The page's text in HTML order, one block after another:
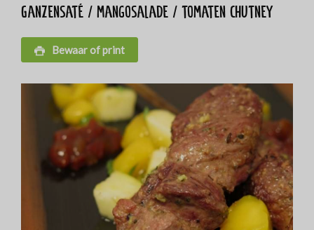
Ganzensaté / mangosalade / tomaten chutney
Bewaar of print